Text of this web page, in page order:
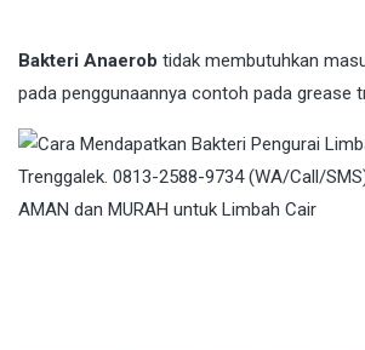
Bakteri Anaerob tidak membutuhkan
pada penggunaannya contoh pada grease